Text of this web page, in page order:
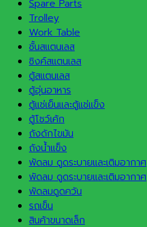
Spare Parts
Trolley
Work Table
ชั้นสแตนเลส
ซิงค์สแตนเลส
ตู้สแตนเลส
ตู้อุ่นอาหาร
ตู้แช่เย็นและตู้แช่แข็ง
ตู้โชว์เค้ก
ถังดักไขมัน
ถังน้ำแข็ง
พัดลม ดูดระบายและเติมอากาศ
พัดลม ดูดระบายและเติมอากาศ
พัดลมดูดควัน
รถเข็น
สินค้าขนาดเล็ก